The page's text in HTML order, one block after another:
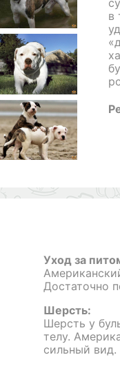
в
Уход за
Достаточно
Шерсть:
Шерсть у
телу.
сильный вид.